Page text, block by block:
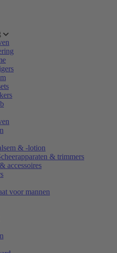
& -lotion
& trimmers
accessoires
voor mannen